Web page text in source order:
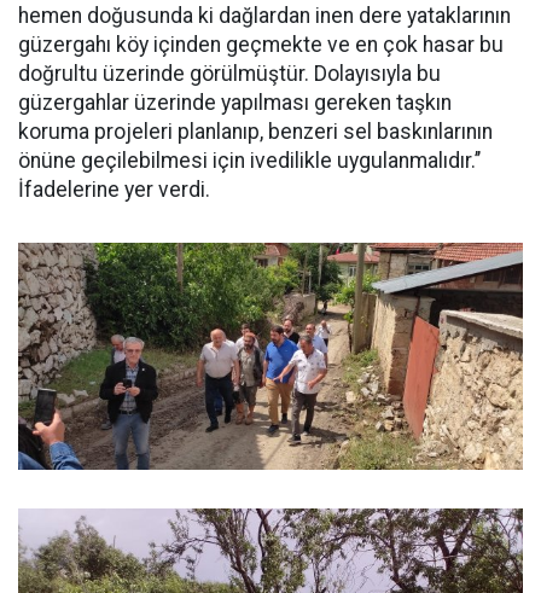
hemen doğusunda ki dağlardan inen dere yataklarının
güzergahı köy içinden geçmekte ve en çok hasar bu
doğrultu üzerinde görülmüştür. Dolayısıyla bu
güzergahlar üzerinde yapılması gereken taşkın
koruma projeleri planlanıp, benzeri sel baskınlarının
önüne geçilebilmesi için ivedilikle uygulanmalıdır.’’
İfadelerine yer verdi.